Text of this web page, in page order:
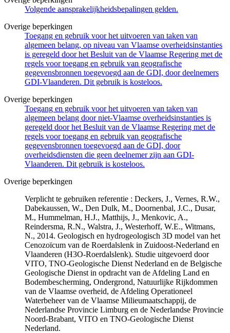
Volgende aansprakelijkheidsbepalingen gelden.
Overige beperkingen
Toegang en gebruik voor het uitvoeren van taken van
algemeen belang, op niveau van Vlaamse overheidsinstanties
is geregeld door het Besluit van de Vlaamse Regering met de
regels voor toegang en gebruik van geografische
gegevensbronnen toegevoegd aan de GDI, door deelnemers
GDI-Vlaanderen. Dit gebruik is kosteloos.
Overige beperkingen
Toegang en gebruik voor het uitvoeren van taken van
algemeen belang door niet-Vlaamse overheidsinstanties is
geregeld door het Besluit van de Vlaamse Regering met de
regels voor toegang en gebruik van geografische
gegevensbronnen toegevoegd aan de GDI, door
overheidsdiensten die geen deelnemer zijn aan GDI-
Vlaanderen. Dit gebruik is kosteloos.
Overige beperkingen
Verplicht te gebruiken referentie : Deckers, J., Vernes, R.W.,
Dabekaussen, W., Den Dulk, M., Doornenbal, J.C., Dusar,
M., Hummelman, H.J., Matthijs, J., Menkovic, A.,
Reindersma, R.N., Walstra, J., Westerhoff, W.E., Witmans,
N., 2014. Geologisch en hydrogeologisch 3D model van het
Cenozoïcum van de Roerdalslenk in Zuidoost-Nederland en
Vlaanderen (H3O-Roerdalslenk). Studie uitgevoerd door
VITO, TNO-Geologische Dienst Nederland en de Belgische
Geologische Dienst in opdracht van de Afdeling Land en
Bodembescherming, Ondergrond, Natuurlijke Rijkdommen
van de Vlaamse overheid, de Afdeling Operationeel
Waterbeheer van de Vlaamse Milieumaatschappij, de
Nederlandse Provincie Limburg en de Nederlandse Provincie
Noord-Brabant, VITO en TNO-Geologische Dienst
Nederland.